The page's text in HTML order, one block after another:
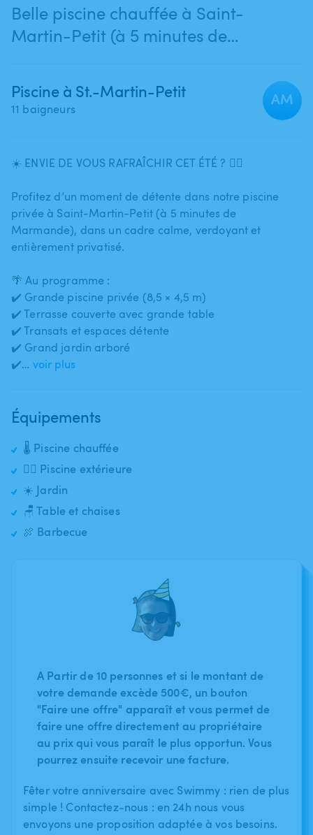
Belle piscine chauffée à Saint-
Martin-Petit (à 5 minutes de
verdoyant et entièrement privatisé
Piscine à St.-Martin-Petit
11 baigneurs
AM
☀️ ENVIE DE VOUS RAFRAÎCHIR CET ÉTÉ ? 🏊‍♀️
Profitez d’un moment de détente dans notre piscine
privée à Saint-Martin-Petit (à 5 minutes de
Marmande)​,​ dans un cadre calme​,​ verdoyant et
entièrement privatisé.
🌴 Au programme :
✔️ Grande piscine privée (8​,​5 × 4​,​5 m)
✔️ Terrasse couverte avec grande table
✔️ Transats et espaces détente
✔️ Grand jardin arboré
✔️… voir plus
Équipements
🌡️ Piscine chauffée
🏊‍♂️ Piscine extérieure
☀️ Jardin
🪑 Table et chaises
🍖 Barbecue
A Partir de 10 personnes et si le montant de
votre demande excède 500€, un bouton
"Faire une offre" apparaît et vous permet de
faire une offre directement au propriétaire
au prix qui vous paraît le plus opportun. Vous
pourrez ensuite recevoir une facture.
Fêter votre anniversaire avec Swimmy : rien de plus
simple ! Contactez-nous : en 24h nous vous
envoyons une proposition adaptée à vos besoins.